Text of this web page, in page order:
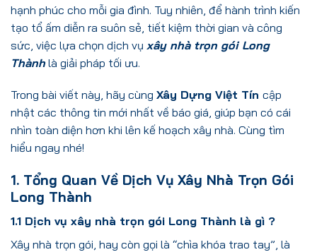
hạnh phúc cho mỗi gia đình. Tuy nhiên, để hành trình kiến
tạo tổ ấm diễn ra suôn sẻ, tiết kiệm thời gian và công
sức, việc lựa chọn dịch vụ xây nhà trọn gói Long
Thànhlà giải pháp tối ưu.
Trong bài viết này, hãy cùng Xây Dựng Việt Tín cập
nhật các thông tin mới nhất về báo giá, giúp bạn có cái
nhìn toàn diện hơn khi lên kế hoạch xây nhà. Cùng tìm
hiểu ngay nhé!
1. Tổng Quan Về Dịch Vụ Xây Nhà Trọn Gói
Long Thành
1.1 Dịch vụ xây nhà trọn gói Long Thành là gì ?
Xây nhà trọn gói, hay còn gọi là “chìa khóa trao tay”, là